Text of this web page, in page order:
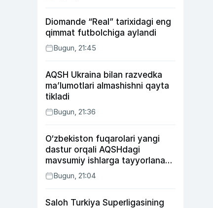
Diomande “Real” tarixidagi eng
qimmat futbolchiga aylandi
Bugun, 21:45
AQSH Ukraina bilan razvedka
ma’lumotlari almashishni qayta
tikladi
Bugun, 21:36
O‘zbekiston fuqarolari yangi
dastur orqali AQSHdagi
mavsumiy ishlarga tayyorlanadi
va joylashtiriladi
Bugun, 21:04
Saloh Turkiya Superligasining